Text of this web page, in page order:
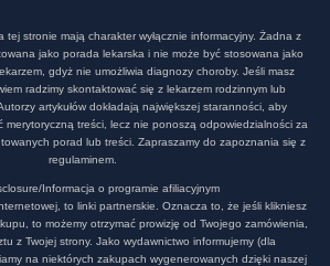
tej stronie mają charakter wyłącznie informacyjny. Żadna z
jako porada lekarska i nie może być stosowana jako
gdyż nie umożliwia diagnozy choroby. Jeśli masz
radzimy skontaktować się z lekarzem rodzinnym lub
artykułów dokładają największej staranności, aby
merytoryczną treści, lecz nie ponoszą odpowiedzialności za
porad lub treści. Zapraszamy do zapoznania się z
regulaminem.
Informacja o programie afiliacyjnym
to linki partnerskie. Oznacza to, że jeśli klikniesz
to możemy otrzymać prowizję od Twojego zamówienia,
z Twojej strony. Jako wydawnictwo informujemy (dla
na niektórych zakupach wygenerowanych dzięki naszej